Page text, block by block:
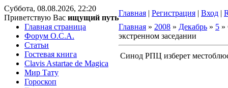
Суббота, 08.08.2026, 22:20
Приветствую Вас ищущий путь
Главная | Регистрация | Вход |
Главная страница
Форум O.C.A.
Статьи
Гостевая книга
Clavis Astartae de Magica
Мир Тату
Гороскоп
Главная » 2008 » Декабрь » 5 »
экстренном заседании
Синод РПЦ изберет